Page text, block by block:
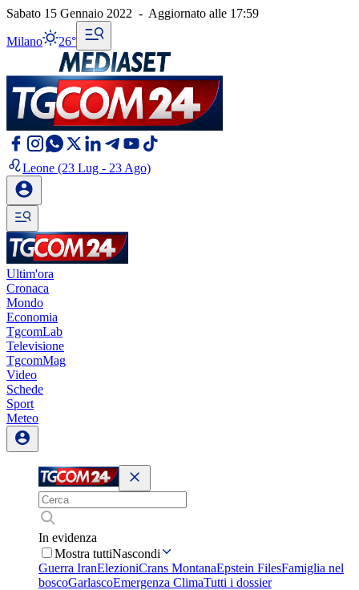
Sabato 15 Gennaio 2022 - Aggiornato alle 17:59
Milano 26°
Leone (23 Lug - 23 Ago)
Ultim'ora
Cronaca
Mondo
Economia
TgcomLab
Televisione
TgcomMag
Video
Schede
Sport
Meteo
In evidenza
Mostra tuttiNascondi
Guerra IranElezioniCrans MontanaEpstein FilesFamiglia nel
boscoGarlascoEmergenza ClimaTutti i dossier